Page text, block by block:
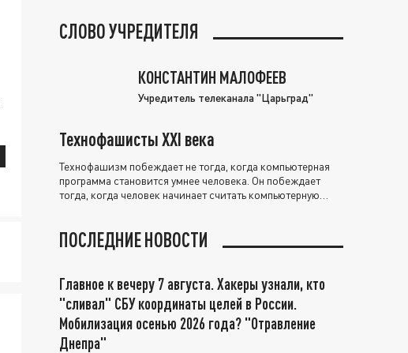
СЛОВО УЧРЕДИТЕЛЯ
КОНСТАНТИН МАЛОФЕЕВ
Учредитель телеканала "Царьград"
Технофашисты XXI века
Технофашизм побеждает не тогда, когда компьютерная
программа становится умнее человека. Он побеждает
тогда, когда человек начинает считать компьютерную
ПОСЛЕДНИЕ НОВОСТИ
Главное к вечеру 7 августа. Хакеры узнали, кто
"сливал" СБУ координаты целей в России.
Мобилизация осенью 2026 года? "Отравление
Днепра"